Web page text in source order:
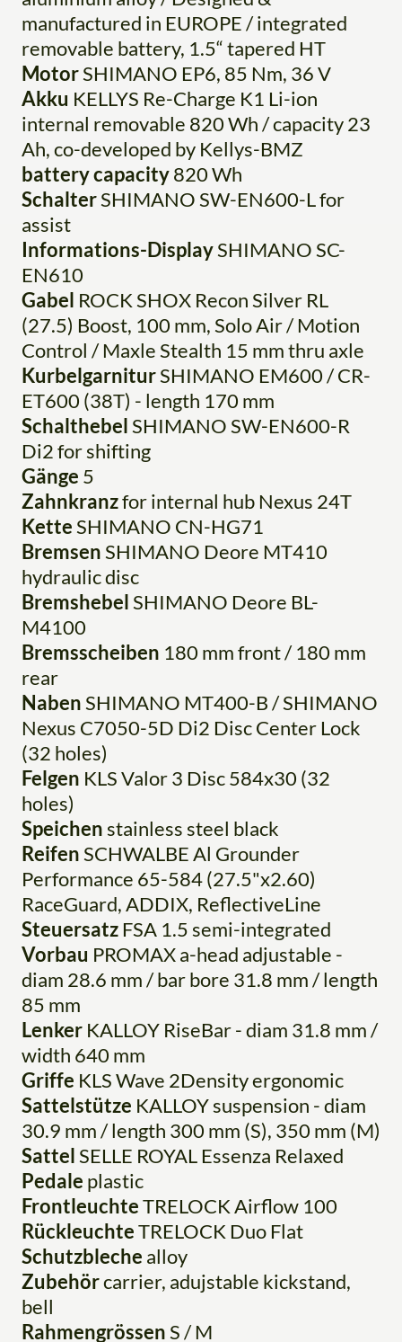
manufactured in EUROPE / integrated
removable battery, 1.5“ tapered HT
MotorSHIMANO EP6, 85 Nm, 36 V
Akku KELLYS Re-Charge K1 Li-ion
internal removable 820 Wh / capacity 23
Ah, co-developed by Kellys-BMZ
battery capacity820 Wh
SchalterSHIMANO SW-EN600-L for
assist
Informations-DisplaySHIMANO SC-
EN610
Gabel ROCK SHOX Recon Silver RL
(27.5) Boost, 100 mm, Solo Air / Motion
Control / Maxle Stealth 15 mm thru axle
KurbelgarniturSHIMANO EM600 / CR-
ET600 (38T) - length 170 mm
SchalthebelSHIMANO SW-EN600-R
Di2 for shifting
Gänge 5
Zahnkranzfor internal hub Nexus 24T
KetteSHIMANO CN-HG71
BremsenSHIMANO Deore MT410
hydraulic disc
BremshebelSHIMANO Deore BL-
M4100
Bremsscheiben 180 mm front / 180 mm
rear
NabenSHIMANO MT400-B / SHIMANO
Nexus C7050-5D Di2 Disc Center Lock
(32 holes)
Felgen KLS Valor 3 Disc 584x30 (32
holes)
Speichenstainless steel black
ReifenSCHWALBE Al Grounder
Performance 65-584 (27.5"x2.60)
RaceGuard, ADDIX, ReflectiveLine
Steuersatz FSA 1.5 semi-integrated
Vorbau PROMAX a-head adjustable -
diam 28.6 mm / bar bore 31.8 mm / length
85 mm
Lenker KALLOY RiseBar - diam 31.8 mm /
width 640 mm
Griffe KLS Wave 2Density ergonomic
Sattelstütze KALLOY suspension - diam
30.9 mm / length 300 mm (S), 350 mm (M)
SattelSELLE ROYAL Essenza Relaxed
Pedale plastic
FrontleuchteTRELOCK Airflow 100
RückleuchteTRELOCK Duo Flat
Schutzbleche alloy
Zubehörcarrier, adujstable kickstand,
bell
RahmengrössenS / M